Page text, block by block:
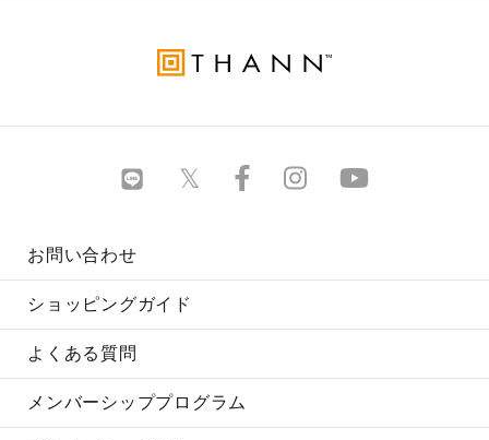
お問い合わせ
ショッピングガイド
よくある質問
メンバーシッププログラム